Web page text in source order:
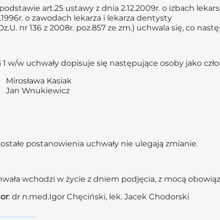
art.25 ustawy z dnia 2.12.2009r. o izbach
o zawodach lekarza i lekarza dentysty
nr 136 z 2008r. poz.857 ze zm.) uchwala się, co
1 w/w uchwały dopisuje się następujące osoby jako
Mirosława Kasiak
Jan Wnukiewicz
postanowienia uchwały nie ulegają zmianie.
wchodzi w życie z dniem podjęcia, z mocą
: dr n.med.Igor Chęciński, lek. Jacek Chodorski